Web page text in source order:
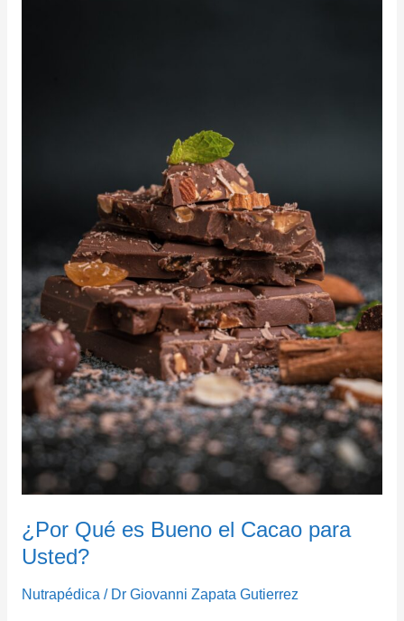
¿Por Qué es Bueno el Cacao para
Usted?
Nutrapédica / Dr Giovanni Zapata Gutierrez